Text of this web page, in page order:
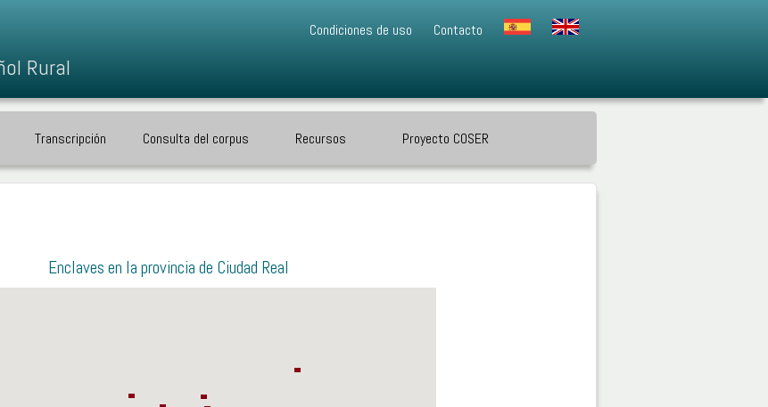
Rural
Condiciones de uso Contacto
Transcripción Consulta del corpus Recursos Proyecto COSER
Enclaves en la provincia de Ciudad Real